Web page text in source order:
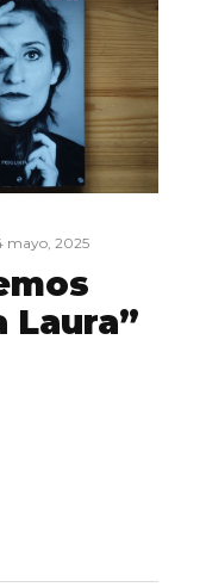
mayo, 2025
Laura”